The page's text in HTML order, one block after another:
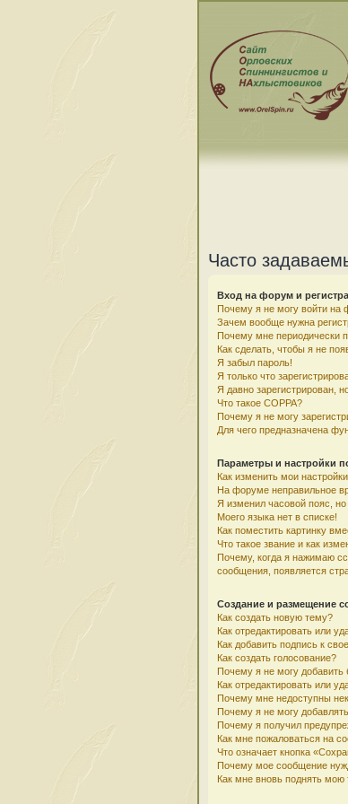
Часто
Вход на форум и
Почему я не могу войти на
Зачем вообще нужна
Почему мне периодически
Как сделать, чтобы я не
Я забыл пароль!
Я только что
Я давно зарегистрирован,
Что такое COPPA?
Почему я не могу
Для чего предназначена
Параметры и настройки
Как изменить мои
На форуме неправильное
Я изменил часовой пояс,
Моего языка нет в списке!
Как поместить картинку
Что такое звание и как
Почему, когда я нажимаю
сообщения, появляется
Создание и размещение
Как создать новую тему?
Как отредактировать или
Как добавить подпись к
Как создать голосование?
Почему я не могу добавить
Как отредактировать или
Почему мне недоступны
Почему я не могу
Почему я получил
Как мне пожаловаться на
Что означает кнопка
Почему мое сообщение
Как мне вновь поднять мою